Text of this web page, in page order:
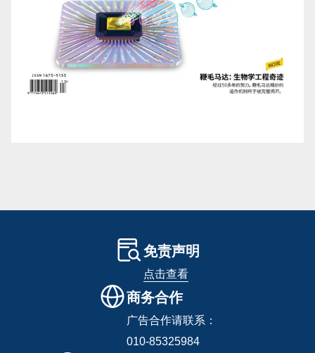
免责声明
点击查看
商务合作
广告合作请联系：
010-85325984